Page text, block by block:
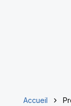
Accueil